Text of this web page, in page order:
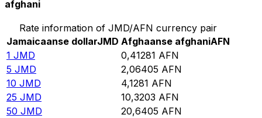
afghani
Rate information of JMD/AFN currency pair
Jamaicaanse dollarJMD Afghaanse afghaniAFN
1 JMD 0,41281 AFN
5 JMD 2,06405 AFN
10 JMD 4,1281 AFN
25 JMD 10,3203 AFN
50 JMD 20,6405 AFN